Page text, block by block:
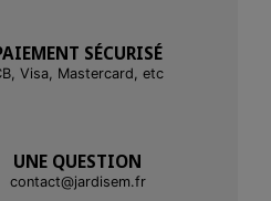
SÉCURISÉ
Visa, Mastercard, etc
UNE QUESTION
contact@jardisem.fr